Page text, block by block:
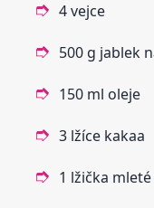
4 vejce
500 g jablek
150 ml oleje
3 lžíce kakaa
1 lžička